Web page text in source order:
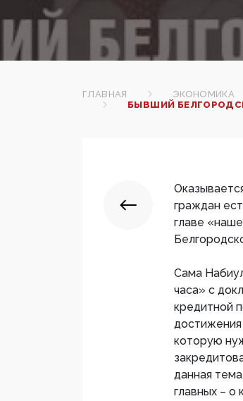
ГЛАВНАЯ
ЭКОНОМИКА
БЫВШИЙ
граждан
главе
Сама
часа» с
кредитной
достижения
которую
данная
главных – о